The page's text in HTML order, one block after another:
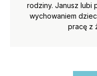
rodziny. Janusz lubi
wychowaniem
pracę z